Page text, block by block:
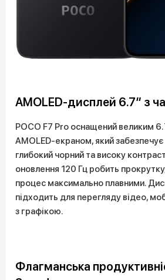
AMOLED-дисплей 6.7″ з
POCO F7 Pro оснащений великим
AMOLED-екраном, який забезпечує
глибокий чорний та високу
оновлення 120 Гц робить прокрутку,
процес максимально плавними.
підходить для перегляду відео,
з графікою.
Флагманська